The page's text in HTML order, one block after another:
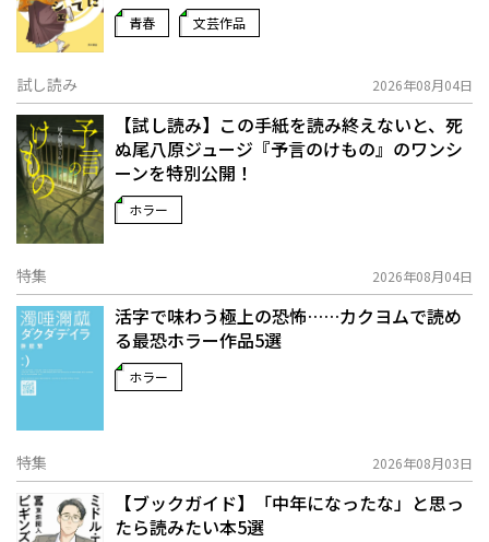
青春 文芸作品
試し読み 2026年08月04日
【試し読み】この手紙を読み終えないと、死
ぬ――尾八原ジュージ『予言のけもの』のワンシ
ーンを特別公開！
ホラー
特集 2026年08月04日
活字で味わう極上の恐怖……カクヨムで読め
る最恐ホラー作品5選
ホラー
特集 2026年08月03日
【ブックガイド】「中年になったな」と思っ
たら読みたい本5選